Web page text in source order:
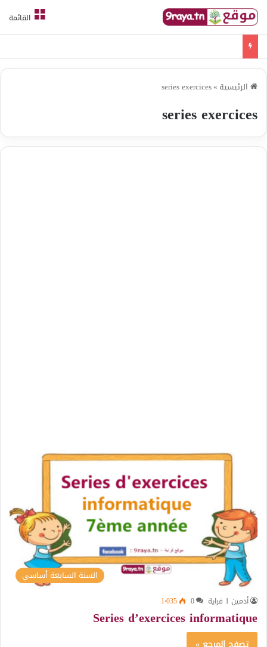
القائمة
الرئيسية »
series exercices
series exercices
السنة السابعة أساسي
أدمين 1 قراية 0 1٬035
Series d’exercices informatique